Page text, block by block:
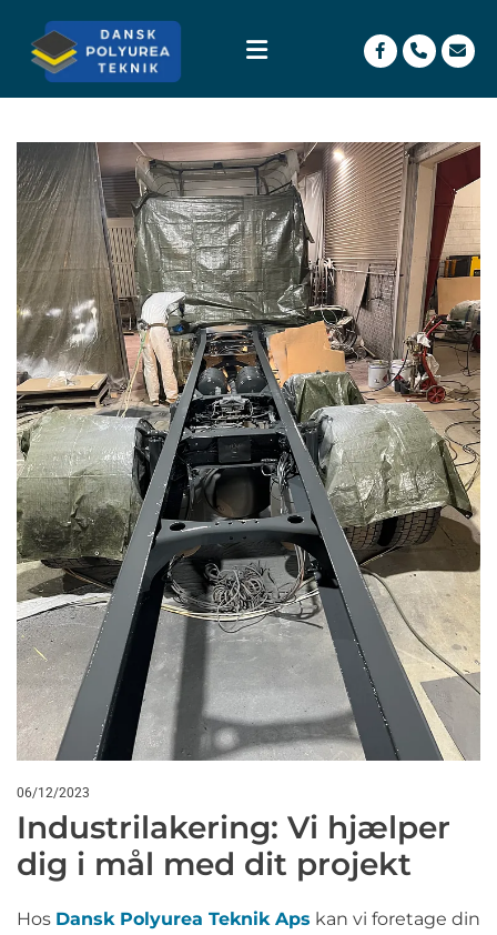
06/12/2023
Industrilakering: Vi hjælper
dig i mål med dit projekt
Hos Dansk Polyurea Teknik Aps kan vi foretage din